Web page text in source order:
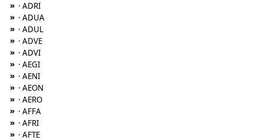
» · ADRI
» · ADUA
» · ADUL
» · ADVE
» · ADVI
» · AEGI
» · AENI
» · AEON
» · AERO
» · AFFA
» · AFRI
» · AFTE